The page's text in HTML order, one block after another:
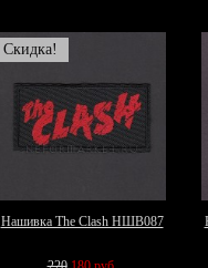
Скидка!
Нашивка The Clash НШВ087